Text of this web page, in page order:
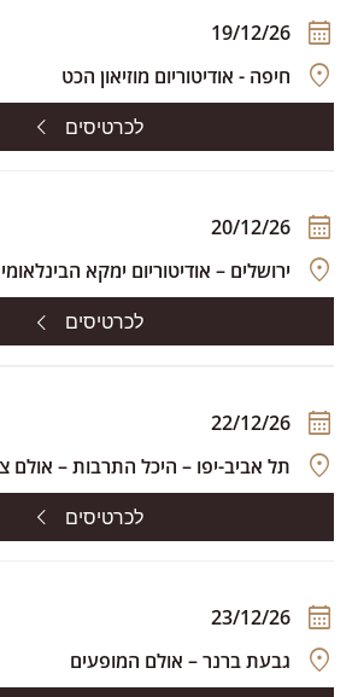
19/12/26
חיפה - אודיטוריום מוזיאון הכט
לכרטיסים
20/12/26
ירושלים – אודיטוריום ימקא
לכרטיסים
22/12/26
תל אביב-יפו – היכל התרבות – אולם
לכרטיסים
23/12/26
גבעת ברנר – אולם המופעים